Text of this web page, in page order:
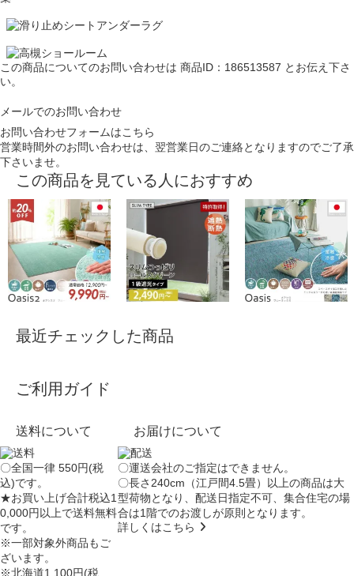
この商品についてのお問い合わせは 商品ID：186513587 とお伝え下さ
い。
メールでのお問い合わせ
お問い合わせフォームはこちら
営業時間外のお問い合わせは、翌営業日のご連絡となりますのでご了承
下さいませ。
この商品を見ている人におすすめ
最近チェックした商品
ご利用ガイド
送料について
〇全国一律 550円(税
込)です。
★お買い上げ合計税込1
0,000円以上で送料無料
です。
※一部対象外商品もご
ざいます。
※北海道1,100円(税
お届けについて
〇運送会社のご指定はできません。
〇長さ240cm（江戸間4.5畳）以上の商品は大
型荷物となり、配送日指定不可、集合住宅の場
合は1階でのお渡しが原則となります。
詳しくはこちら